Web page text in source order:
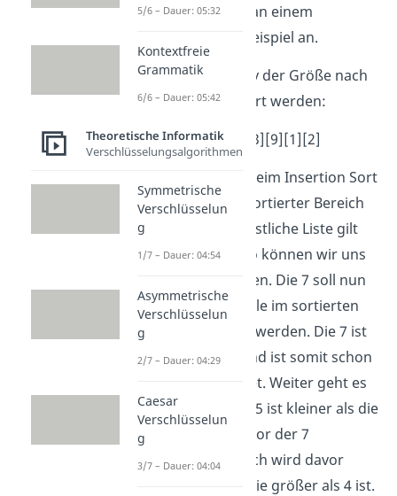
doch einfach mal an einem
ausführlicheren Beispiel an.
Es soll dieser Array der Größe nach
aufsteigend sortiert werden:
[4][7][5][3][9][1][2]
Die erste Zahl ist beim Insertion Sort
immer direkt als sortierter Bereich
angegeben. Die restliche Liste gilt
als unsortiert. Also können wir uns
direkt die 7 ansehen. Die 7 soll nun
an die richtige Stelle im sortierten
Bereich eingefügt werden. Die 7 ist
größer als die 4 und ist somit schon
richtig eingeordnet. Weiter geht es
nun mit der 5. Die 5 ist kleiner als die
7 und wird somit vor der 7
eingeordnet, jedoch wird davor
noch geprüft, ob sie größer als 4 ist.
5/6 – Dauer: 05:32
Kontextfreie
Grammatik
6/6 – Dauer: 05:42
Theoretische Informatik
Verschlüsselungsalgorithmen
Symmetrische
Verschlüsselun
g
1/7 – Dauer: 04:54
Asymmetrische
Verschlüsselun
g
2/7 – Dauer: 04:29
Caesar
Verschlüsselun
g
3/7 – Dauer: 04:04